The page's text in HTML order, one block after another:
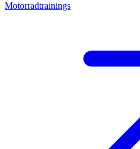
Motorradtrainings